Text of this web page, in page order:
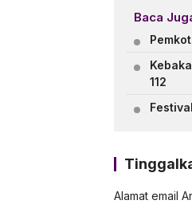
Baca
112
Alamat email